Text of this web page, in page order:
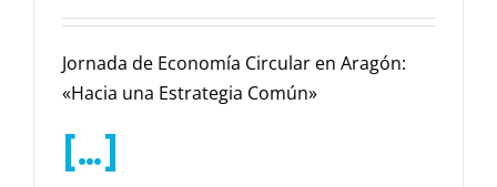
Jornada de Economía Circular en Aragón:
«Hacia una Estrategia Común»
[…]